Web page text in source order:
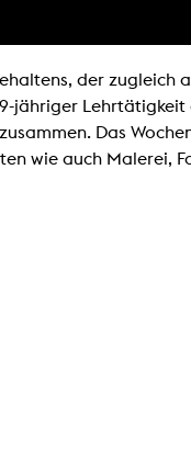
der zugleich
jähriger
Das
wie auch Malerei,